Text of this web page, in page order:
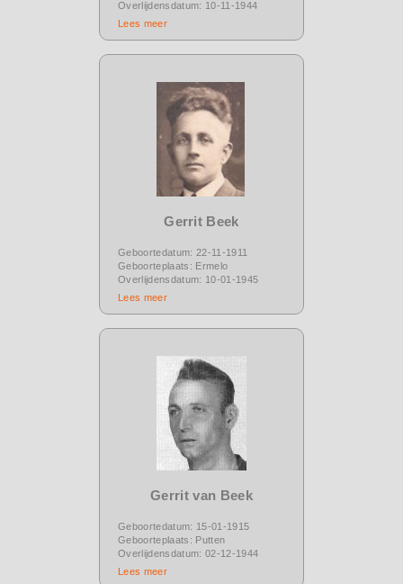
Overlijdensdatum: 10-11-1944
Lees meer
Gerrit Beek
Geboortedatum: 22-11-1911
Geboorteplaats: Ermelo
Overlijdensdatum: 10-01-1945
Lees meer
Gerrit van Beek
Geboortedatum: 15-01-1915
Geboorteplaats: Putten
Overlijdensdatum: 02-12-1944
Lees meer